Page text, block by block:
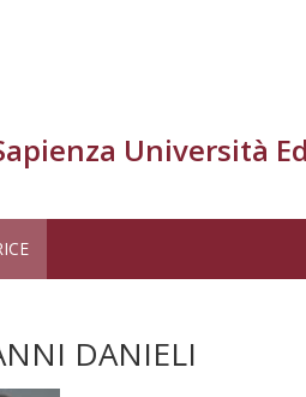
Università
DANIELI